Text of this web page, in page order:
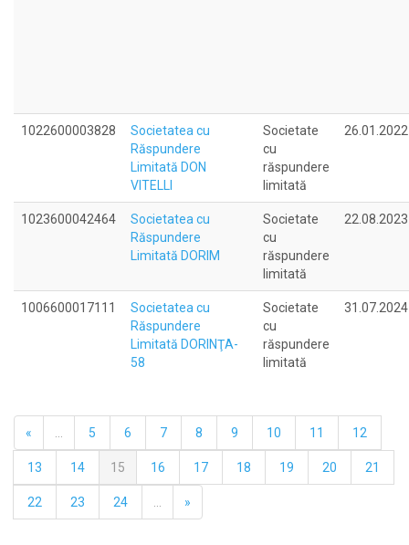
1022600003828
Societatea cu
Răspundere
Limitată DON
VITELLI
Societate
cu
răspundere
limitată
26.01.2022
1023600042464
Societatea cu
Răspundere
Limitată DORIM
Societate
cu
răspundere
limitată
22.08.2023
1006600017111
Societatea cu
Răspundere
Limitată DORINŢA-
58
Societate
cu
răspundere
limitată
31.07.2024
« 5 6 7 8 9 10 11 12
13 14 15 16 17 18 19 20 21
22 23 24 »